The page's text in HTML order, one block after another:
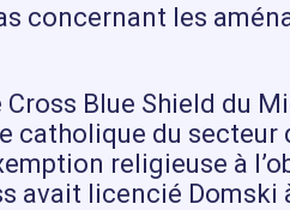
concernant les
Blue Shield du
catholique du
religieuse à
avait licencié